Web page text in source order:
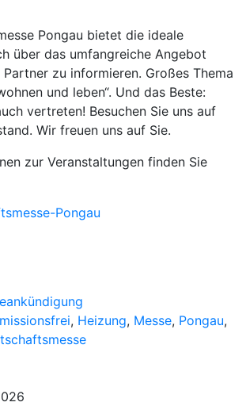
Pongau bietet die ideale
über das umfangreiche Angebot
zu informieren. Großes Thema
und leben“. Und das Beste:
vertreten! Besuchen Sie uns auf
Wir freuen uns auf Sie.
zur Veranstaltungen finden Sie
Pongau
, Heizung, Messe, Pongau,